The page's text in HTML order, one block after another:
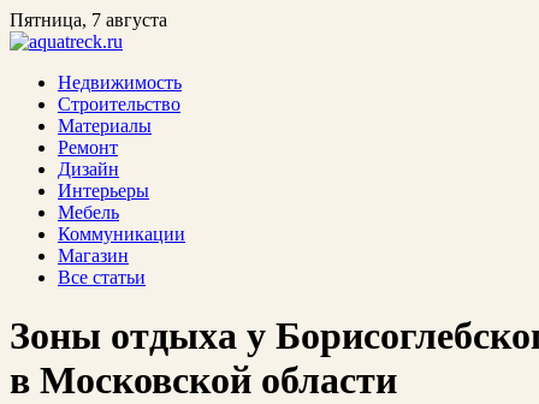
Пятница, 7 августа
Недвижимость
Строительство
Материалы
Ремонт
Дизайн
Интерьеры
Мебель
Коммуникации
Магазин
Все статьи
Зоны отдыха у
в Московской области